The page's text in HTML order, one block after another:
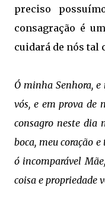
preciso
consagração é
cuidará de nós tal
Ó minha Senhora,
vós, e em prova de
consagro neste dia
boca, meu coração e
ó incomparável
coisa e propriedade